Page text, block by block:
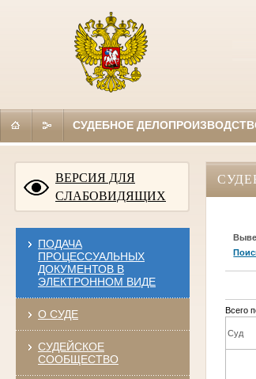
СУДЕБНОЕ
ВЕРСИЯ ДЛЯ
СЛАБОВИДЯЩИХ
ПОДАЧА
ПРОЦЕССУАЛЬНЫХ
ДОКУМЕНТОВ В
ЭЛЕКТРОННОМ ВИДЕ
О СУДЕ
СУДЕЙСКОЕ
СООБЩЕСТВО
Всего
Суд